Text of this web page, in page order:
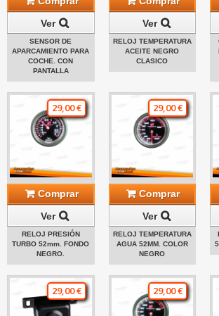
Ver
SENSOR DE
APARCAMIENTO PARA
COCHE. CON
PANTALLA
Ver
RELOJ TEMPERATURA
ACEITE NEGRO
CLASICO
29,00 €
Comprar
Ver
RELOJ PRESIÓN
TURBO 52mm. FONDO
NEGRO.
29,00 €
Comprar
Ver
RELOJ TEMPERATURA
AGUA 52MM. COLOR
NEGRO
29,00 € 29,00 €